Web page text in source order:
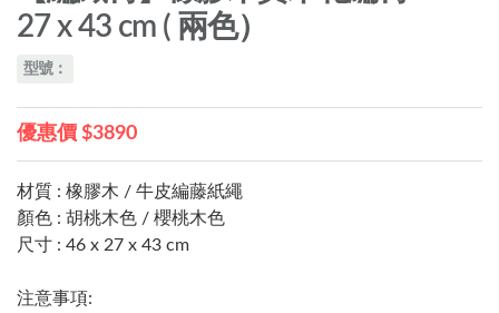
27 x 43 cm ( 兩色）
型號：
優惠價 $3890
材質 : 橡膠木 / 牛皮編藤紙繩
顏色 : 胡桃木色 / 櫻桃木色
尺寸 : 46 x 27 x 43 cm
注意事項: